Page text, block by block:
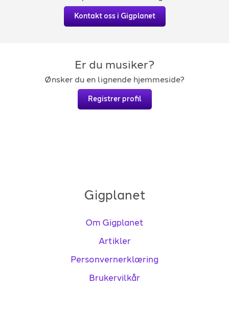
Kontakt oss i Gigplanet
Er du musiker?
Ønsker du en lignende hjemmeside?
Registrer profil
Gigplanet
Om Gigplanet
Artikler
Personvernerklæring
Brukervilkår